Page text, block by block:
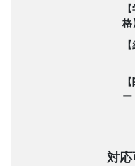
格
ー
対応